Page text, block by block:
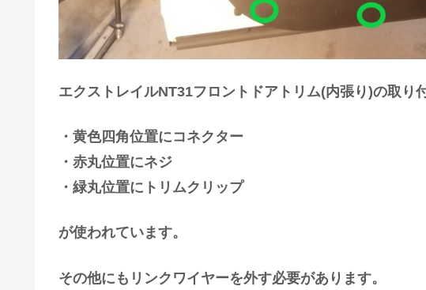
エクストレイルNT31フロントドアトリム(内張り)の取り
・黄色四角位置にコネクター
・赤丸位置にネジ
・緑丸位置にトリムクリップ
が使われています。
その他にもリンクワイヤーを外す必要があります。